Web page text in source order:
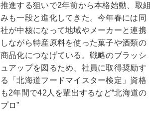
推進する狙いで2年前から本格始動、取組
みも一段と進化してきた。今年春には同
社が中核になって地域やメーカーと連携
しながら特産原料を使った菓子や酒類の
商品化につなげている。戦略のブラッシ
ュアップを図るため、社員に取得奨励す
る「北海道フードマイスター検定」資格
も2年間で42人を輩出するなど“北海道の
プロ”